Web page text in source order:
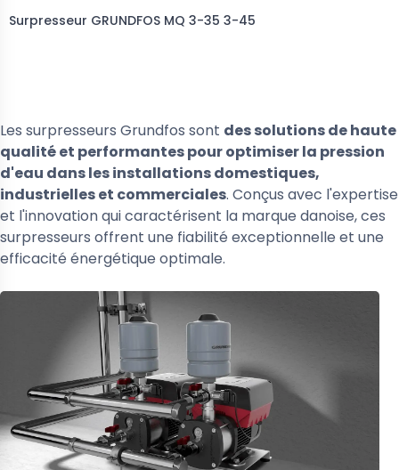
Surpresseur GRUNDFOS MQ 3-35 3-45
Les surpresseurs Grundfos sont des solutions de haute
qualité et performantes pour optimiser la pression
d'eau dans les installations domestiques,
industrielles et commerciales. Conçus avec l'expertise
et l'innovation qui caractérisent la marque danoise, ces
surpresseurs offrent une fiabilité exceptionnelle et une
efficacité énergétique optimale.